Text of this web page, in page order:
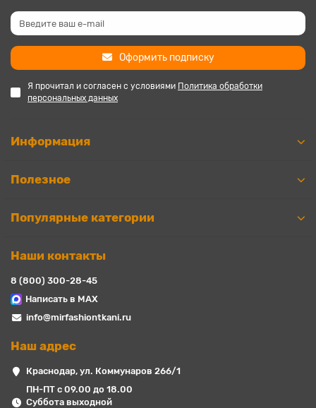
Оформить подписку
Я прочитал и согласен с условиями Политика обработки
персональных данных
Информация
Полезное
Популярные категории
Наши контакты
8 (800) 300-28-45
Написать в MAX
info@mirfashiontkani.ru
Наш адрес
Краснодар, ул. Коммунаров 266/1
ПН-ПТ с 09.00 до 18.00
Суббота выходной